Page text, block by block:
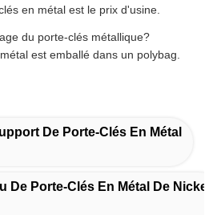
en métal est le prix d'usine.
du porte-clés métallique?
est emballé dans un polybag.
De Porte-Clés En Métal
De Porte-Clés En Métal De Nickel